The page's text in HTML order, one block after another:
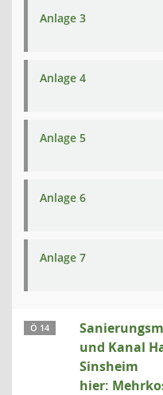
Anlage 3
Anlage 4
Anlage 5
Anlage 6
Anlage 7
Ö 14
und Kanal
Sinsheim
hier: